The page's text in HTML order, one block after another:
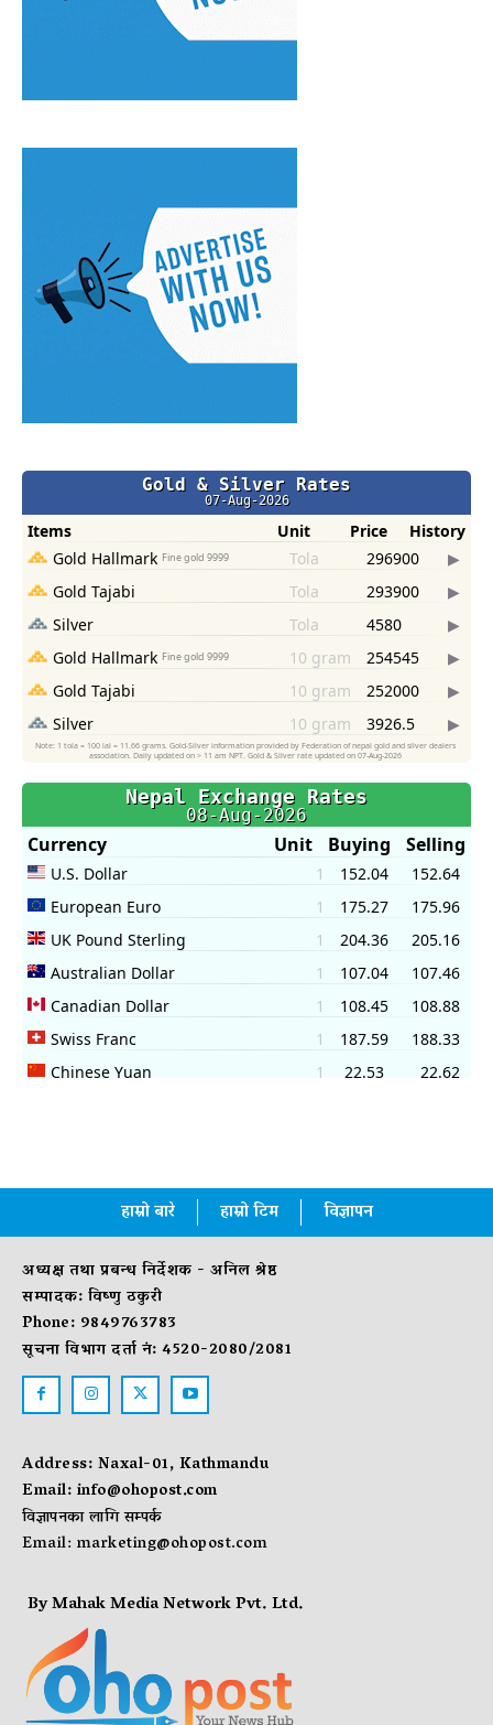
हाम्रो बारे हाम्रो टिम विज्ञापन
अध्यक्ष तथा प्रबन्ध निर्देशक - अनिल श्रेष्ठ
सम्पादक: विष्णु ठकुरी
Phone: 9849763783
सूचना विभाग दर्ता नं: 4520-2080/2081
Address: Naxal-01, Kathmandu
Email:info@ohopost.com
विज्ञापनका लागि सम्पर्क
Email:marketing@ohopost.com
By Mahak Media Network Pvt. Ltd.